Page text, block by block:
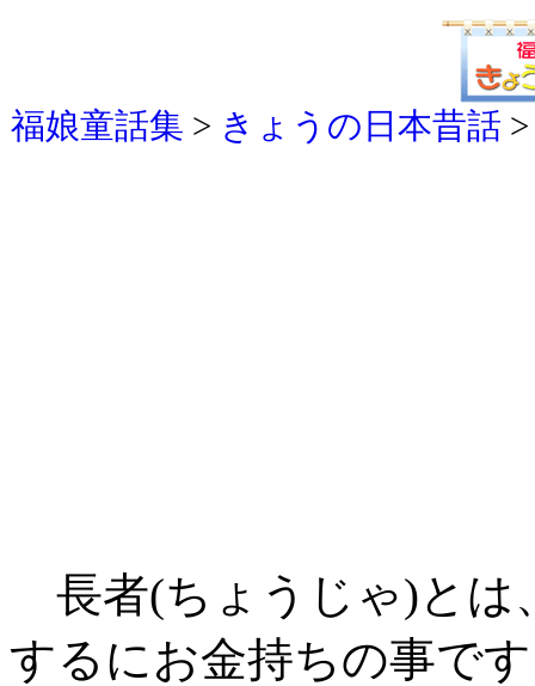
福娘童話集 > きょうの日本昔話
長者(ちょうじゃ)とは
するにお金持ちの事で